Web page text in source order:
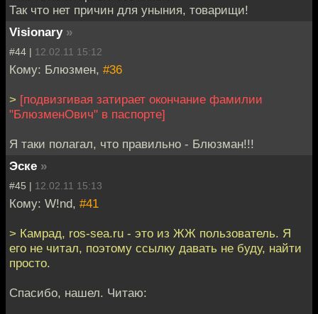
Так что нет причин для уныния, товарищи!
Visionary »
#44 | 12.02.11 15:12
Кому: Блюзмен, #36
> [подвизгивая затирает окончание фамилии
"БлюзменОвич" в паспорте]
Я таки полагал, что правильно - Блюзман!!!
Эске »
#45 | 12.02.11 15:13
Кому: W!nd, #41
> Камрад, ros-sea.ru - это из ЖЖ пользователь. Я
его не читал, поэтому ссылку давать не буду, найти
просто.
Спасибо, нашел. Читаю: